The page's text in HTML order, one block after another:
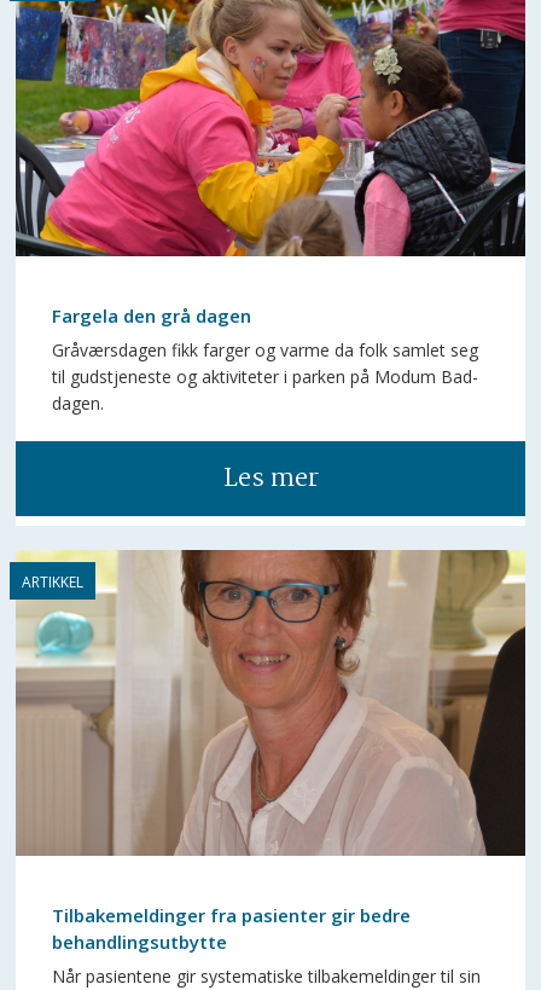
Fargela den grå dagen
Gråværsdagen fikk farger og varme da folk samlet seg
til gudstjeneste og aktiviteter i parken på Modum Bad-
dagen.
Les mer
Tilbakemeldinger fra pasienter gir bedre
behandlingsutbytte
Når pasientene gir systematiske tilbakemeldinger til sin